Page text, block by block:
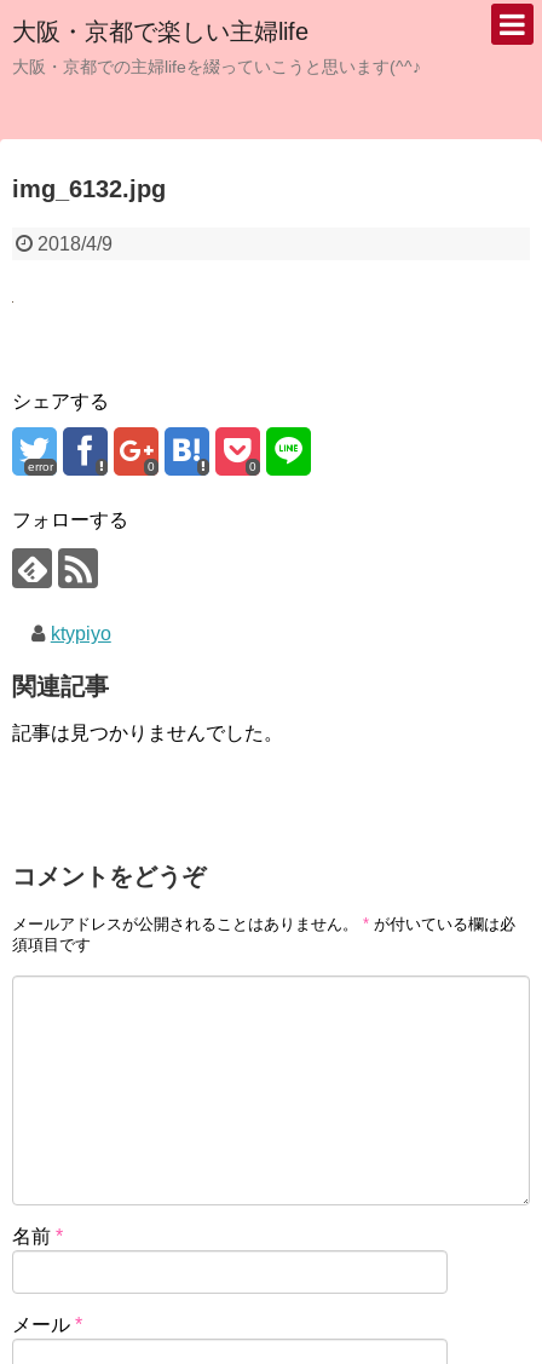
大阪・京都で楽しい主婦life
大阪・京都での主婦lifeを綴っていこうと思います(^^♪
img_6132.jpg
2018/4/9
シェアする
error 0 0
フォローする
ktypiyo
関連記事
記事は見つかりませんでした。
コメントをどうぞ
メールアドレスが公開されることはありません。 * が付いている欄は必
須項目です
名前 *
メール *